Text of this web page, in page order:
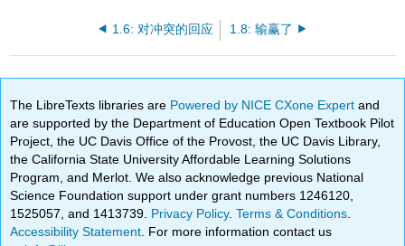
1.6: 对冲突的回应 1.8: 输赢了
The LibreTexts libraries are Powered by NICE CXone Expertand
are supported by the Department of Education Open Textbook Pilot
Project, the UC Davis Office of the Provost, the UC Davis Library,
the California State University Affordable Learning Solutions
Program, and Merlot. We also acknowledge previous National
Science Foundation support under grant numbers 1246120,
1525057, and 1413739. Privacy Policy.Terms & Conditions
Accessibility Statement . For more information contact us